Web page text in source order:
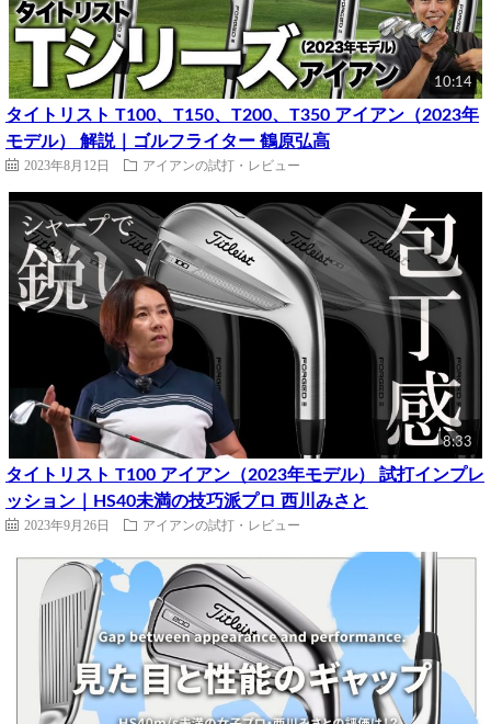
10:14
タイトリスト T100、T150、T200、T350 アイアン（2023年
モデル） 解説｜ゴルフライター 鶴原弘高
2023年8月12日 アイアンの試打・レビュー
8:33
タイトリスト T100 アイアン（2023年モデル） 試打インプレ
ッション｜HS40未満の技巧派プロ 西川みさと
2023年9月26日 アイアンの試打・レビュー